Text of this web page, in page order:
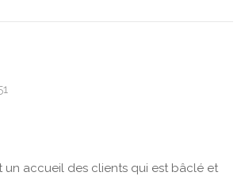
un accueil des clients qui est bâclé et